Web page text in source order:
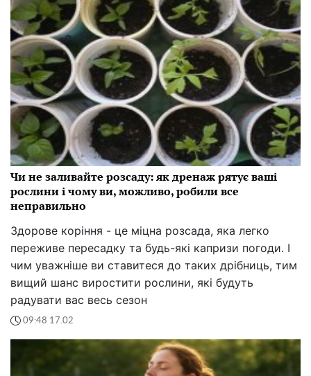
Чи не заливайте розсаду: як дренаж рятує ваші
рослини і чому ви, можливо, робили все
неправильно
Здорове коріння - це міцна розсада, яка легко
переживе пересадку та будь-які капризи погоди. І
чим уважніше ви ставитеся до таких дрібниць, тим
вищий шанс виростити рослини, які будуть
радувати вас весь сезон
09:48 17.02